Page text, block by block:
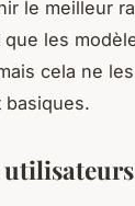
le meilleur
que les
cela ne
utilisateurs